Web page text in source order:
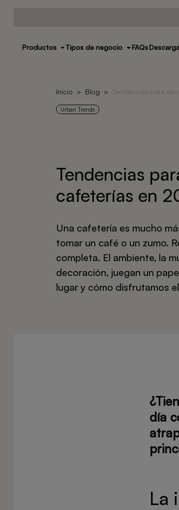
Productos Tipos de negocio FAQs
Inicio Blog Tendencias para
Urban Trends
Tendencias
cafeterías en
Una cafetería es mucho
tomar un café o un zumo.
completa. El ambiente, la
decoración, juegan un
lugar y cómo disfrutamos
día
La